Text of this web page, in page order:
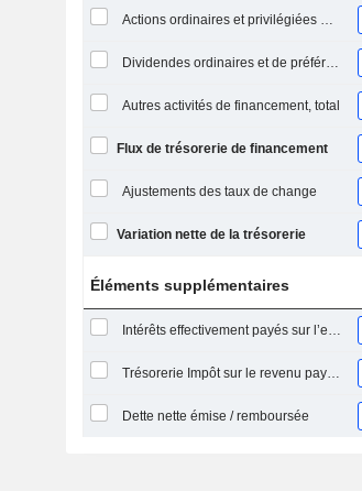
Actions ordinaires et privilégiées Dividendes versésDividendes ordinaires et de préférence payés
Dividendes ordinaires et de préférence payés
Autres activités de financement, total
Flux de trésorerie de financement
Ajustements des taux de change
Variation nette de la trésorerie
Éléments supplémentaires
Intérêts effectivement payés sur l’exercice
Trésorerie Impôt sur le revenu payé (remboursement)Impôt effectivement payé (remboursé) sur l’exercice
Dette nette émise / remboursée